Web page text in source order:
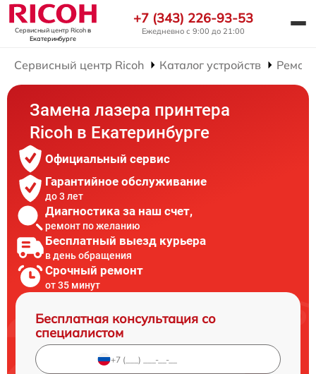
Сервисный центр Ricohв
Екатеринбурге
+7 (343) 226-93-53
Ежедневно с 9:00 до 21:00
Сервисный центр Ricoh Каталог устройств
Замена лазера принтера
Ricoh в Екатеринбурге
Официальный сервис
Гарантийное обслуживание
до 3 лет
Диагностика за наш счет,
ремонт по желанию
Бесплатный выезд курьера
в день обращения
Срочный ремонт
от 35 минут
Бесплатная консультация со
специалистом